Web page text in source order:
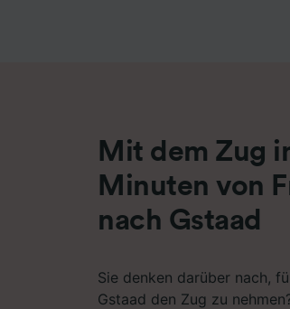
Mit dem Zug
Minuten von
nach Gstaad
Sie denken darüber nach,
Gstaad den Zug zu